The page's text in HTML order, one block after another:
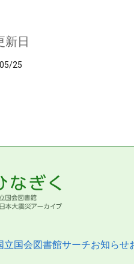
新日
25
立国会図書館サーチお知らせ